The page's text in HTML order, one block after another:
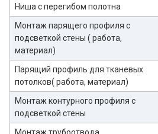
Ниша с перегибом полотна
Монтаж парящего профиля с
подсветкой стены ( работа,
материал)
Парящий профиль для тканевых
потолков( работа, материал)
Монтаж контурного профиля с
подсветкой стены
Монтаж трубоотвода